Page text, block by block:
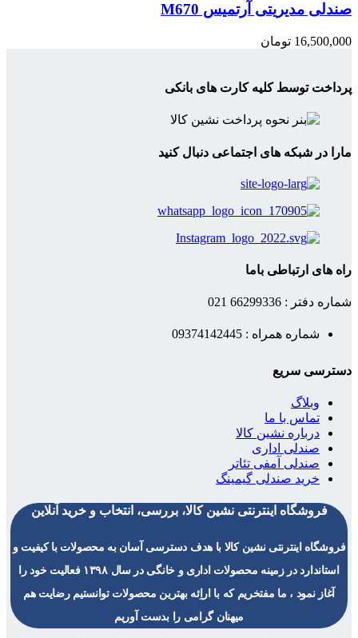
صندلی مدیریتی آرتمیس M670
16,500,000 تومان
پرداخت توسط کلیه کارت های بانکی
مارا در شبکه های اجتماعی دنبال کنید
راه های ارتباطی باما
شماره دفتر : 66299336 021
شماره همراه : 09374142445
دسترسی سریع
وبلاگ
تماس با ما
درباره نشین کالا
صندلی اداری
صندلی آمفی تئاتر
خرید صندلی گیمینگ
فروشگاه اینترنتی نشین کالا، بررسی، انتخاب و خرید آنلاین
فروشگاه اینترنتی نشین کالا با هدف دسترسی آسان به محصولات با کیفیت و
استاندارد در زمینه محصولات اداری و خانگی در سال ۱۳۹۸ فعالیت خود را
آغاز نمود ، ما مفتخریم که با اراِئه بهترین محصولات توانستیم رضایت هم
میهنان گرامی را بدست آوریم